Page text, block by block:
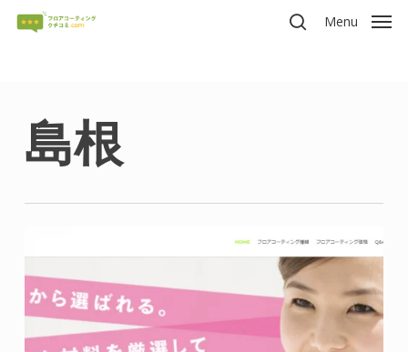
Skip
Menu
島根